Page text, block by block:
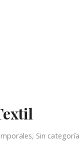
, Sin categoría